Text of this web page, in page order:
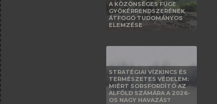
A KÖZÖNSÉGES FÜGE
GYÖKÉRRENDSZERÉNEK
ÁTFOGÓ TUDOMÁNYOS
ELEMZÉSE
STRATÉGIAI VÍZKINCS ÉS
TERMÉSZETES VÉDELEM:
MIÉRT SORSFORDÍTÓ AZ
ALFÖLD SZÁMÁRA A 2026-
OS NAGY HAVAZÁS?